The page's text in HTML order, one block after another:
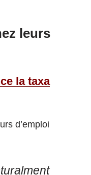
leurs
la taxa
d’emploi